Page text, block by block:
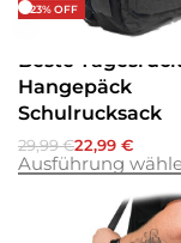
-23% OFF
Rucksäcke
Beste
Hangepäck
Schulrucksack
29,99€22,99 €
Ausführung